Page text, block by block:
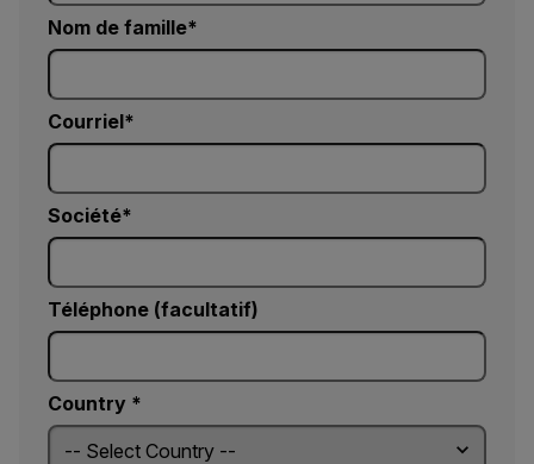
Nom de famille
Courriel
Société
Téléphone (facultatif)
Country *